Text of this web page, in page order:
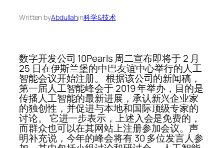
Written byAbdullahin科学&技术
数字开发公司 10Pearls 周二宣布即将于 2 月
25 日在伊斯兰堡的中巴友谊中心举行的人工
智能会议开始注册。 根据该公司的新闻稿，
第一届人工智能峰会于 2019 年举办，目的是
传播人工智能的最新进展，承认新兴企业家
的独创性，并促进与本地和国际顶级专家的
讨论。 它进一步表示，上述入会是免费的，
而群众也可以在其网站上注册参加会议。声
明补充说，今年的峰会将有 30 多位发言人参